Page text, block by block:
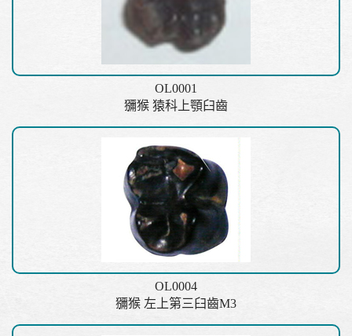
OL0001
獼猴 猿科上顎臼齒
OL0004
獼猴 左上第三臼齒M3